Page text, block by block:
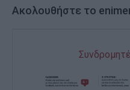
Ακολουθήστε το